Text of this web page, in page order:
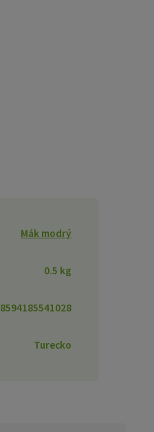
Mák modrý
0.5 kg
8594185541028
Turecko